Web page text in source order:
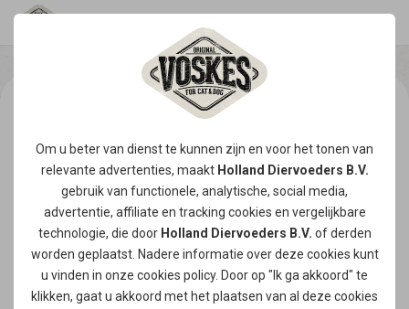
Om u beter van dienst te kunnen zijn en voor het tonen van
relevante advertenties, maakt Holland Diervoeders B.V.
gebruik van functionele, analytische, social media,
advertentie, affiliate en tracking cookies en vergelijkbare
technologie, die door Holland Diervoeders B.V. of derden
worden geplaatst. Nadere informatie over deze cookies kunt
u vinden in onze cookies policy. Door op "Ik ga akkoord" te
klikken, gaat u akkoord met het plaatsen van al deze cookies